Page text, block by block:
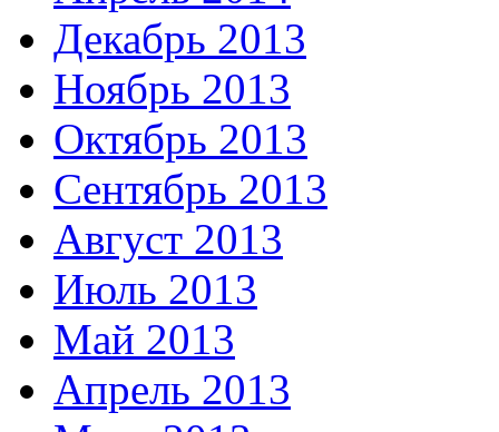
Декабрь 2013
Ноябрь 2013
Октябрь 2013
Сентябрь 2013
Август 2013
Июль 2013
Май 2013
Апрель 2013